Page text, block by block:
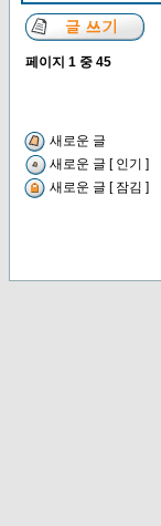
페이지 1 중 45
새로운 글
새로운 글 [ 인기 ]
새로운 글 [ 잠김 ]